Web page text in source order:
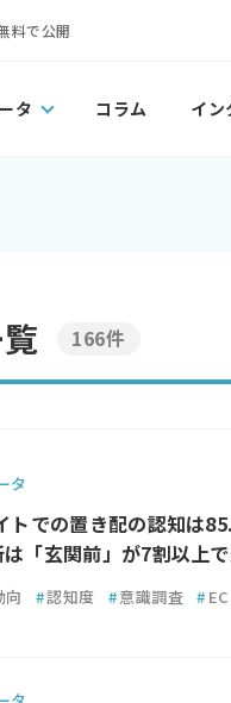
料で公開
タ コラム イン
166件
タ
トでの置き配の認知は
「玄関前」が7割以上
向 #認知度 #意識調査 # EC